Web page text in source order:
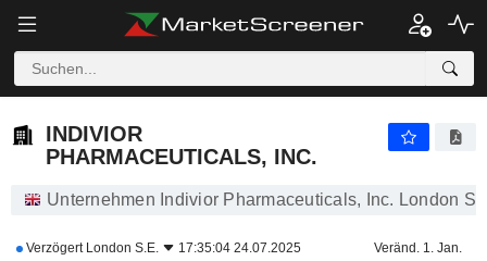
INDIVIOR
PHARMACEUTICALS, INC.
Unternehmen Indivior Pharmaceuticals, Inc. London
Verzögert London S.E. 17:35:04 24.07.2025 Veränd. 1. Jan.